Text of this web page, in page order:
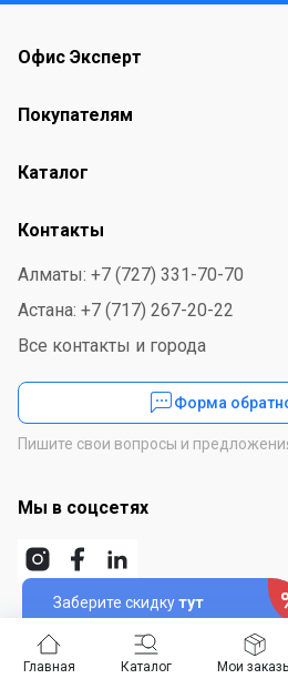
Главная Каталог Мои
Заберите скидкутут
Офис Эксперт
Покупателям
Каталог
Контакты
Алматы: +7 (727) 331-70-70
Астана: +7 (717) 267-20-22
Все контакты и города
Форма
Пишите свои вопросы и
Мы в соцсетях